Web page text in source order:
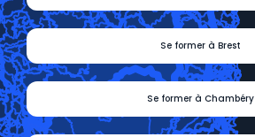
Se former à Brest
Se former à Chambéry